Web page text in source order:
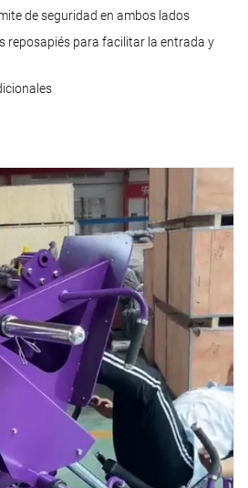
de seguridad en ambos lados
reposapiés para facilitar la entrada y